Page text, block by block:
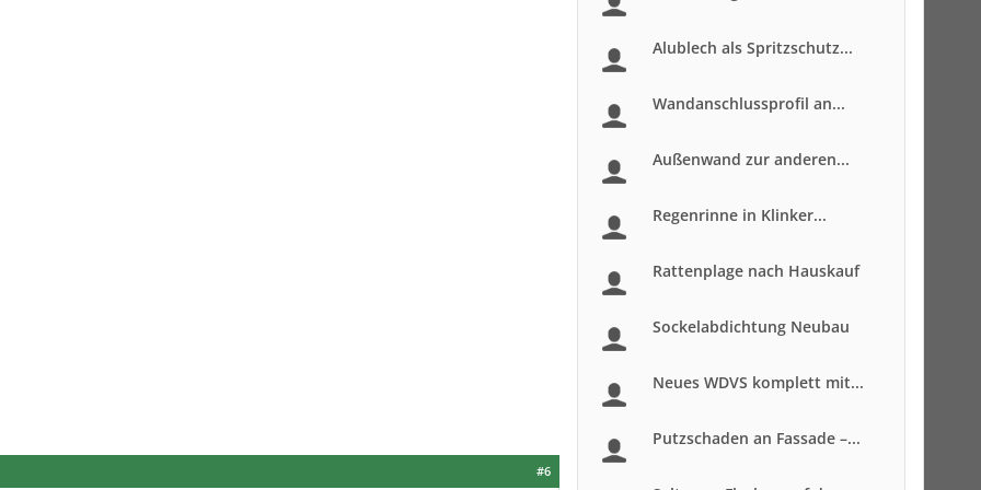
#6
Alublech als Spritzschutz...
Wandanschlussprofil an...
Außenwand zur anderen...
Regenrinne in Klinker...
Rattenplage nach Hauskauf
Sockelabdichtung Neubau
Neues WDVS komplett mit...
Putzschaden an Fassade –...